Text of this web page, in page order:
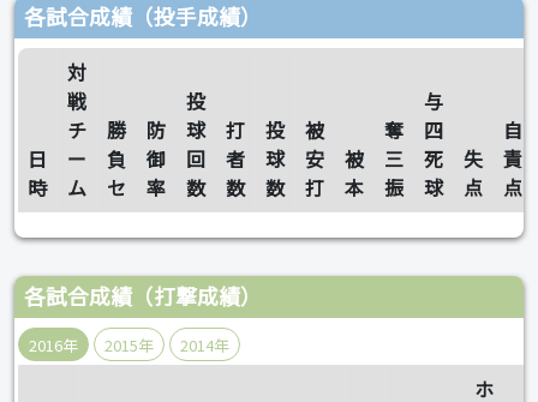
各試合成績（投手成績）
日
時
対
戦
チ
ー
ム
勝
負
セ
防
御
率
投
球
回
数
打
者
数
投
球
数
被
安
打
被
本
奪
三
振
与
四
死
球
失
点
自
責
点
各試合成績（打撃成績）
2016年 2015年 2014年
ホ